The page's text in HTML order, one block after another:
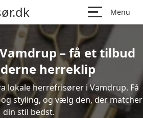
Menu
– få et tilbud
herreklip
lokale herrefrisører i Vamdrup. Få
styling, og vælg den, der matcher
din stil bedst.